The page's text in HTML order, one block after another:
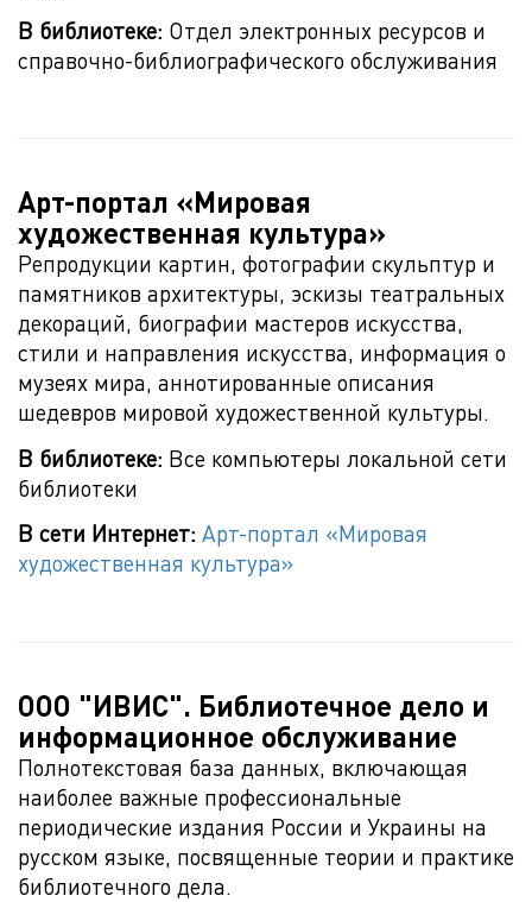
В библиотеке: Отдел электронных ресурсов и
справочно-библиографического обслуживания
Арт-портал «Мировая
художественная культура»
Репродукции картин, фотографии скульптур и
памятников архитектуры, эскизы театральных
декораций, биографии мастеров искусства,
стили и направления искусства, информация о
музеях мира, аннотированные описания
шедевров мировой художественной культуры.
В библиотеке: Все компьютеры локальной сети
библиотеки
В сети Интернет: Арт-портал «Мировая
художественная культура»
ООО "ИВИС". Библиотечное дело и
информационное обслуживание
Полнотекстовая база данных, включающая
наиболее важные профессиональные
периодические издания России и Украины на
русском языке, посвященные теории и практике
библиотечного дела.